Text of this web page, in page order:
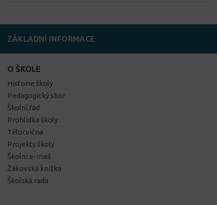
ZÁKLADNÍ INFORMACE
O ŠKOLE
Historie školy
Pedagogický sbor
Školní řád
Prohlídka školy
Tělocvična
Projekty školy
Školní e-mail
Žákovská knížka
Školská rada